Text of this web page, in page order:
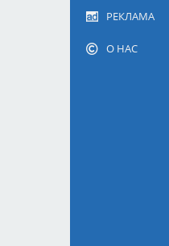
РЕКЛАМА
О НАС